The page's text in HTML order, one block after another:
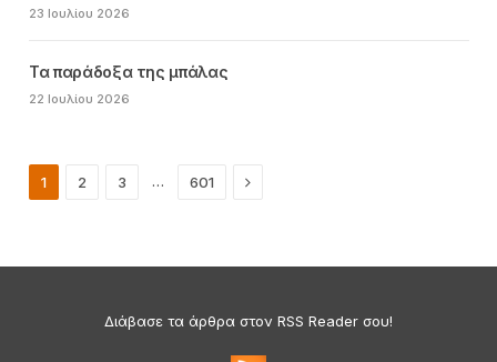
23 Ιουλίου 2026
Τα παράδοξα της μπάλας
22 Ιουλίου 2026
1 2 3 … 601 Next
Διάβασε τα άρθρα στον RSS Reader σου!